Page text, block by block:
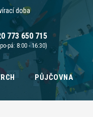
doba
773 650 715
PŮJČOVNA